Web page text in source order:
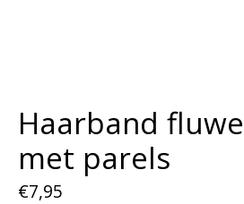
Haarband
met parels
€7,95